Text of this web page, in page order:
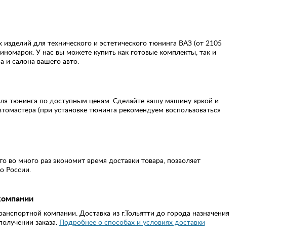
для технического и эстетического тюнинга ВАЗ (от 2105
У нас вы можете купить как готовые комплекты, так и
и салона вашего авто.
тюнинга по доступным ценам. Сделайте вашу машину яркой и
(при установке тюнинга рекомендуем воспользоваться
много раз экономит время доставки товара, позволяет
России.
компании. Доставка из г.Тольятти до города назначения
заказа.
Подробнее о способах и условиях доставки